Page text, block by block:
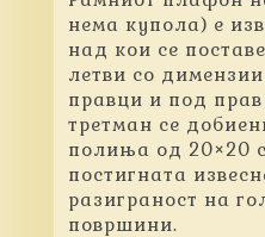
нема купола) е
над кои се
летви со
правци и под прав
третман се
полиња од 20×20
постигната
разиграност на
површини.